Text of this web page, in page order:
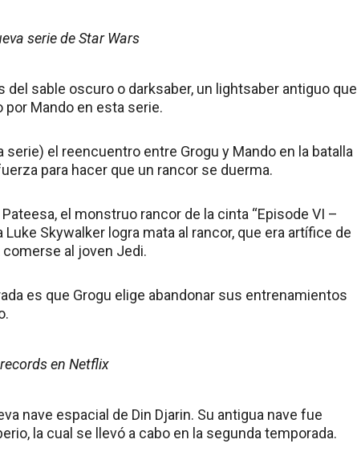
serie de Star Wars
del sable oscuro o darksaber, un lightsaber antiguo que
por Mando en esta serie.
el reencuentro entre Grogu y Mando en la batalla
para hacer que un rancor se duerma.
el monstruo rancor de la cinta “Episode VI –
Skywalker logra mata al rancor, que era artífice de
comerse al joven Jedi.
es que Grogu elige abandonar sus entrenamientos
en Netflix
nave espacial de Din Djarin. Su antigua nave fue
la cual se llevó a cabo en la segunda temporada.